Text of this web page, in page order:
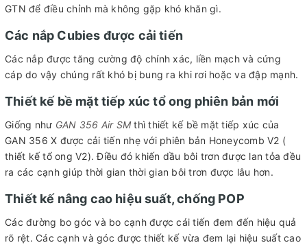
GTN để điều chỉnh mà không gặp khó khăn gì.
Các nắp Cubies được cải tiến
Các nắp được tăng cường độ chính xác, liền mạch và cứng
cáp do vậy chúng rất khó bị bung ra khi rơi hoặc va đập mạnh.
Thiết kế bề mặt tiếp xúc tổ ong phiên bản mới
Giống như GAN 356 Air SMthì thiết kế bề mặt tiếp xúc của
GAN 356 X được cải tiến nhẹ với phiên bản Honeycomb V2 (
thiết kế tổ ong V2). Điều đó khiến dầu bôi trơn được lan tỏa đều
ra các cạnh giúp thời gian thời gian bôi trơn được lâu hơn.
Thiết kế nâng cao hiệu suất, chống POP
Các đường bo góc và bo cạnh được cái tiến đem đến hiệu quả
rõ rệt. Các cạnh và góc được thiết kế vừa đem lại hiệu suất cao